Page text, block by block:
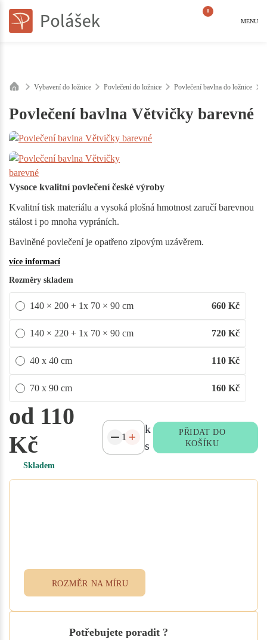
0
MENU
Vybavení do ložnice Povlečení do ložnice Povlečení bavlna do ložnice
Povlečení bavlna Větvičky barevné
Vysoce kvalitní povlečení české výroby
Kvalitní tisk materiálu a vysoká plošná hmotnost zaručí barevnou
stálost i po mnoha vypráních.
Bavlněné povlečení je opatřeno zipovým uzávěrem.
více informací
Rozměry skladem
140 × 200 + 1x 70 × 90 cm 660 Kč
140 × 220 + 1x 70 × 90 cm 720 Kč
40 x 40 cm 110 Kč
70 x 90 cm 160 Kč
od 110
Kč
Skladem
k
s
PŘIDAT DO
KOŠÍKU
ROZMĚR NA MÍRU
Potřebujete poradit ?